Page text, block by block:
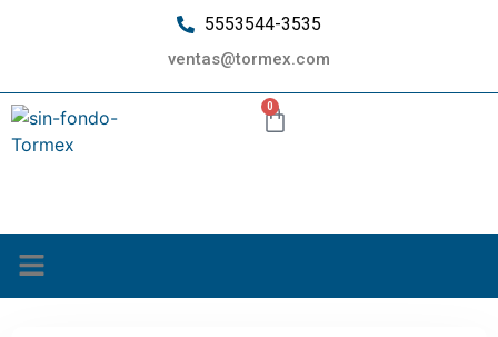
5553544-3535
ventas@tormex.com
0